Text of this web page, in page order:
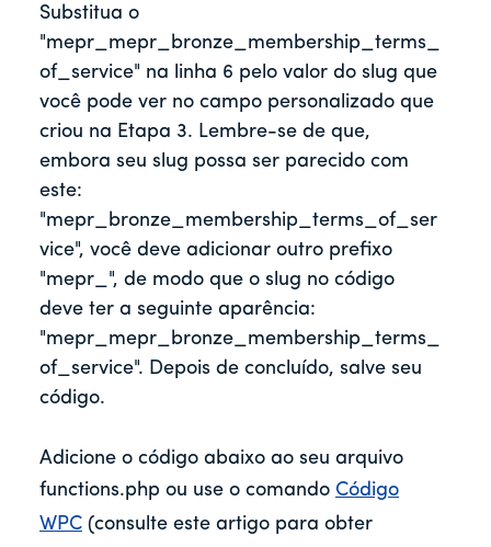
Substitua o
"mepr_mepr_bronze_membership_terms_
of_service" na linha 6 pelo valor do slug que
você pode ver no campo personalizado que
criou na Etapa 3. Lembre-se de que,
embora seu slug possa ser parecido com
este:
"mepr_bronze_membership_terms_of_ser
vice", você deve adicionar outro prefixo
"mepr_", de modo que o slug no código
deve ter a seguinte aparência:
"mepr_mepr_bronze_membership_terms_
of_service". Depois de concluído, salve seu
código.
Adicione o código abaixo ao seu arquivo
functions.php ou use o comando Código
WPC (consulte este artigo para obter